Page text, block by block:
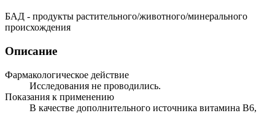
БАД - продукты растительного/животного/минерального
происхождения
Описание
Фармакологическое действие
Исследования не проводились.
Показания к применению
В качестве дополнительного источника витамина В6,